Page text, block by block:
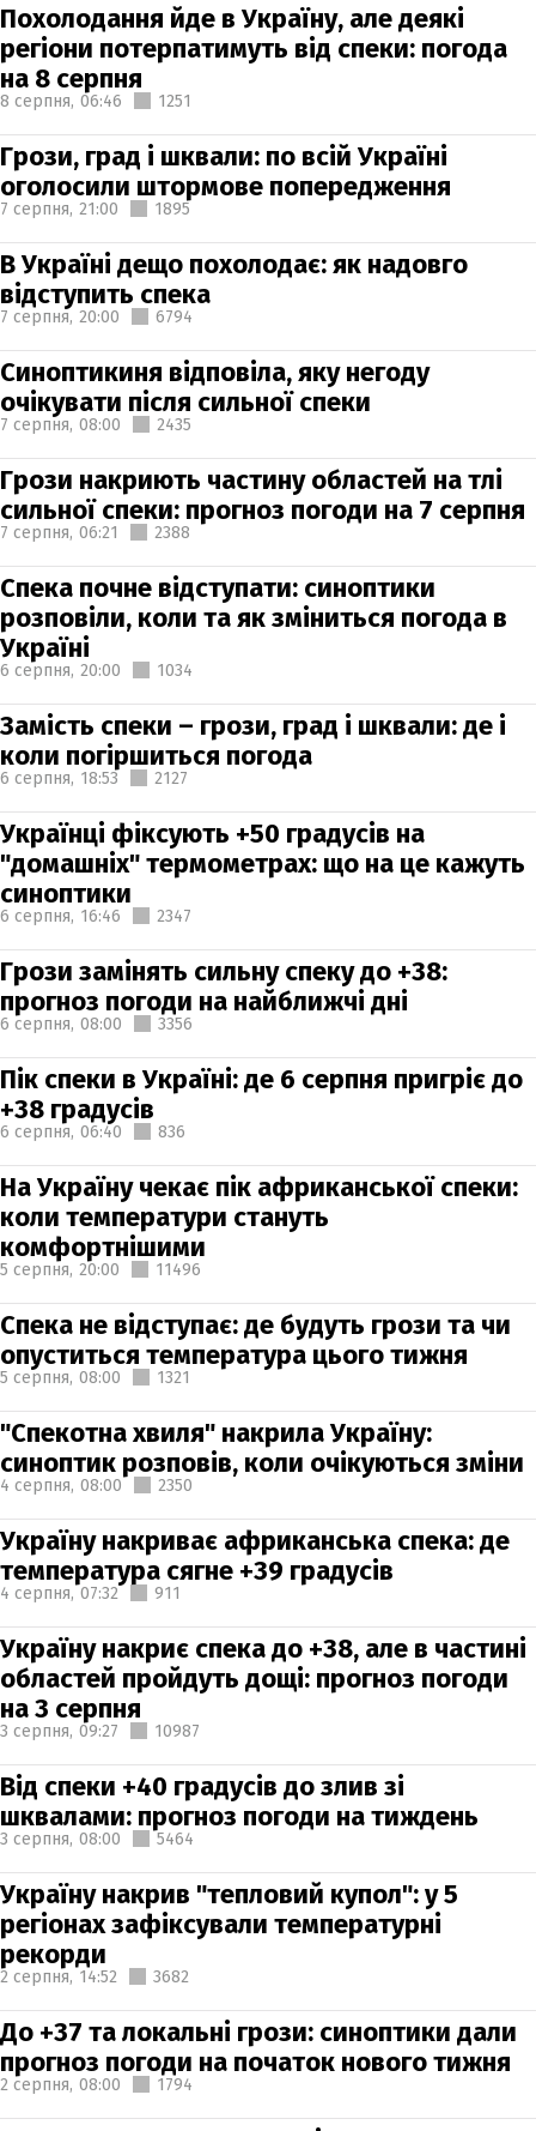
Похолодання йде в Україну, але деякі
регіони потерпатимуть від спеки: погода
на 8 серпня
8 серпня, 06:46 1251
Грози, град і шквали: по всій Україні
оголосили штормове попередження
7 серпня, 21:00 1895
В Україні дещо похолодає: як надовго
відступить спека
7 серпня, 20:00 6794
Синоптикиня відповіла, яку негоду
очікувати після сильної спеки
7 серпня, 08:00 2435
Грози накриють частину областей на тлі
сильної спеки: прогноз погоди на 7 серпня
7 серпня, 06:21 2388
Спека почне відступати: синоптики
розповіли, коли та як зміниться погода в
Україні
6 серпня, 20:00 1034
Замість спеки – грози, град і шквали: де і
коли погіршиться погода
6 серпня, 18:53 2127
Українці фіксують +50 градусів на
"домашніх" термометрах: що на це кажуть
синоптики
6 серпня, 16:46 2347
Грози замінять сильну спеку до +38:
прогноз погоди на найближчі дні
6 серпня, 08:00 3356
Пік спеки в Україні: де 6 серпня пригріє до
+38 градусів
6 серпня, 06:40 836
На Україну чекає пік африканської спеки:
коли температури стануть
комфортнішими
5 серпня, 20:00 11496
Спека не відступає: де будуть грози та чи
опуститься температура цього тижня
5 серпня, 08:00 1321
"Спекотна хвиля" накрила Україну:
синоптик розповів, коли очікуються зміни
4 серпня, 08:00 2350
Україну накриває африканська спека: де
температура сягне +39 градусів
4 серпня, 07:32 911
Україну накриє спека до +38, але в частині
областей пройдуть дощі: прогноз погоди
на 3 серпня
3 серпня, 09:27 10987
Від спеки +40 градусів до злив зі
шквалами: прогноз погоди на тиждень
3 серпня, 08:00 5464
Україну накрив "тепловий купол": у 5
регіонах зафіксували температурні
рекорди
2 серпня, 14:52 3682
До +37 та локальні грози: синоптики дали
прогноз погоди на початок нового тижня
2 серпня, 08:00 1794